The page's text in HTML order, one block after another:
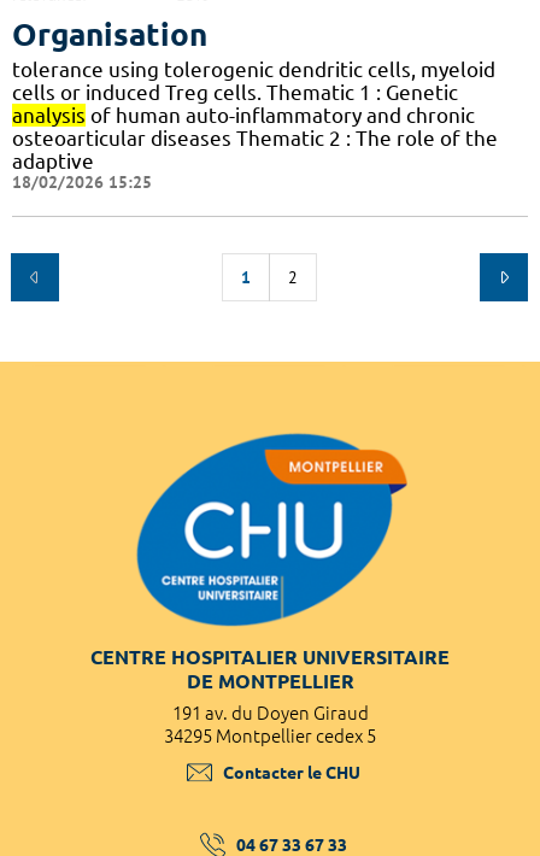
Organisation
tolerance using tolerogenic dendritic cells, myeloid
cells or induced Treg cells. Thematic 1 : Genetic
analysis of human auto-inflammatory and chronic
osteoarticular diseases Thematic 2 : The role of the
adaptive
18/02/2026 15:25
1 2
CENTRE HOSPITALIER UNIVERSITAIRE
DE MONTPELLIER
191 av. du Doyen Giraud
34295 Montpellier cedex 5
Contacter le CHU
04 67 33 67 33